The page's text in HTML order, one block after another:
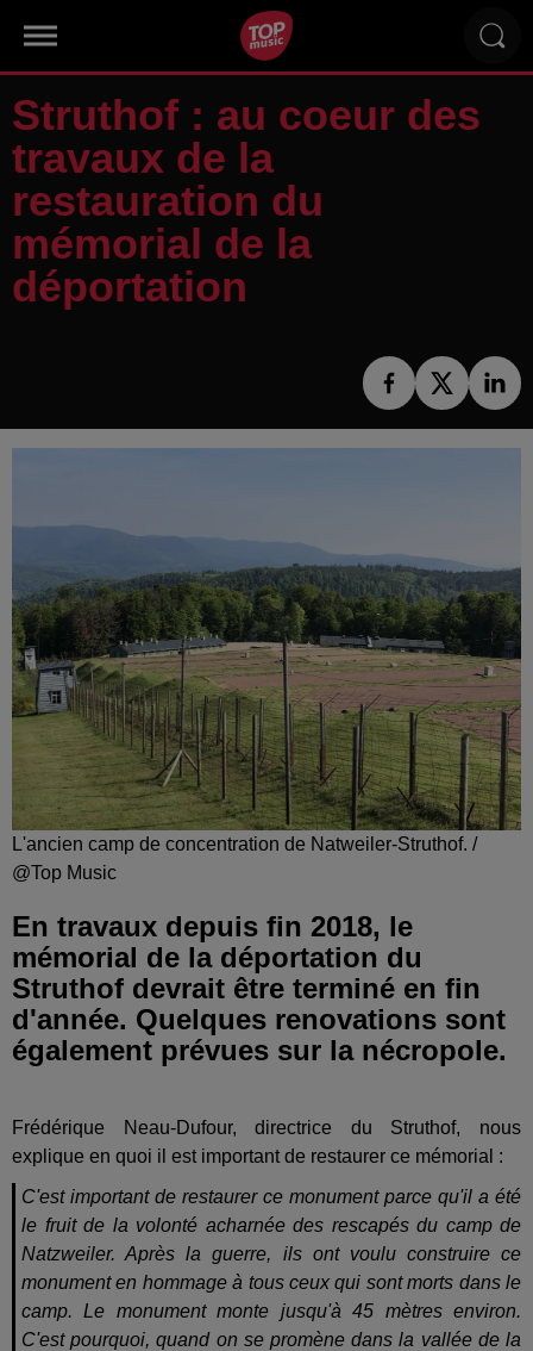
Struthof : au coeur des
travaux de la
restauration du
mémorial de la
déportation
L'ancien camp de concentration de Natweiler-Struthof. /
@Top Music
En travaux depuis fin 2018, le
mémorial de la déportation du
Struthof devrait être terminé en fin
d'année. Quelques renovations sont
également prévues sur la nécropole.
Frédérique Neau-Dufour, directrice du Struthof, nous
explique en quoi il est important de restaurer ce mémorial :
C'est important de restaurer ce monument parce qu'il a été
le fruit de la volonté acharnée des rescapés du camp de
Natzweiler. Après la guerre, ils ont voulu construire ce
monument en hommage à tous ceux qui sont morts dans le
camp. Le monument monte jusqu'à 45 mètres environ.
C'est pourquoi, quand on se promène dans la vallée de la